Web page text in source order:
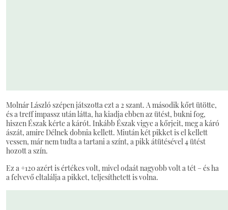
Molnár László szépen játszotta ezt a 2 szant. A második kőrt ütötte,
és a treff impassz után látta, ha kiadja ebben az ütést, bukni fog,
hiszen Észak kérte a kárót. Inkább Észak vigye a kőrjeit, meg a káró
ászát, amire Délnek dobnia kellett. Miután két pikket is el kellett
vessen, már nem tudta a tartani a színt, a pikk átütésével 4 ütést
hozott a szín.
Ez a +120 azért is értékes volt, mivel odaát nagyobb volt a tét – és ha
a felvevő eltalálja a pikket, teljesíthetett is volna.